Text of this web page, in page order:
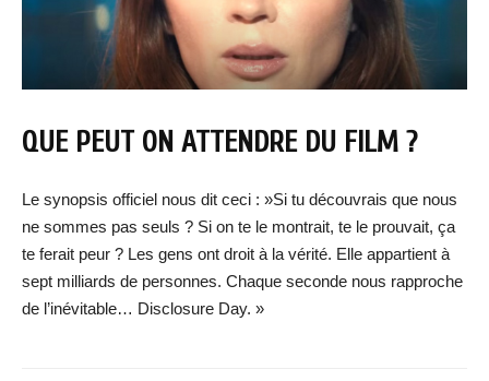
QUE PEUT ON ATTENDRE DU FILM ?
Le synopsis officiel nous dit ceci : »Si tu découvrais que nous
ne sommes pas seuls ? Si on te le montrait, te le prouvait, ça
te ferait peur ? Les gens ont droit à la vérité. Elle appartient à
sept milliards de personnes. Chaque seconde nous rapproche
de l’inévitable… Disclosure Day. »